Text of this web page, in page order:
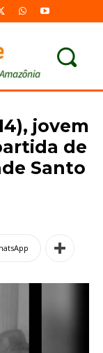
jovem
de
Santo